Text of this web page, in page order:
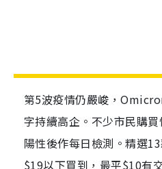
第5波疫情仍嚴峻，
字持續高企。不少市民購
陽性後作每日檢測。精選
$19以下買到，最平$10有